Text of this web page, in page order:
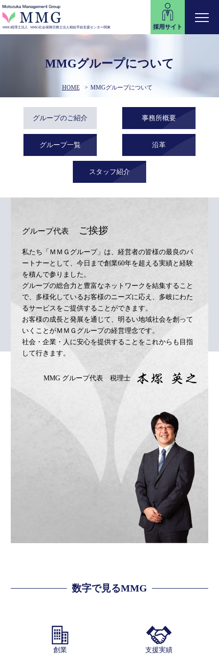
MMG税理士法人 MMG社会保険労務士法人相続手続支援センター関東 採用サイト
MMGグループについて
HOME MMGグループについて
グループのご紹介 事務所概要
グループ一覧 沿革
スタッフ紹介
グループ代表 ご挨拶
私たち「ＭＭＧグループ」は、経営者の皆様の最良のパ
ートナーとして、今日まで創業60年を超える実績と経験
を積んで参りました。
グループの総合力と豊富なネットワークを結集すること
で、多様化しているお客様のニーズに応え、多岐にわた
るサービスをご提供することができます。
お客様の成長と発展を通じて、明るい地域社会を創って
いくことがＭＭＧグループの経営理念です。
社会・企業・人に安心を提供することをこれからも目指
して行きます。
MMG グループ代表 税理士
数字で見るMMG
創業 支援実績